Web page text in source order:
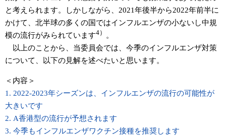
と考えられます。しかしながら、2021年後半から2022年前半に
かけて、北半球の多くの国ではインフルエンザの小ないし中規
模の流行がみられています4）
。
以上のことから、当委員会では、今季のインフルエンザ対策
について、以下の見解を述べたいと思います。
＜内容＞
1. 2022-2023年シーズンは、インフルエンザの流行の可能性が
大きいです
2. A香港型の流行が予想されます
3. 今季もインフルエンザワクチン接種を推奨します